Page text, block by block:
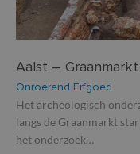
Aalst –
Onroerend Erfgoed
Het archeologisch
langs de Graanmarkt
het onderzoek…